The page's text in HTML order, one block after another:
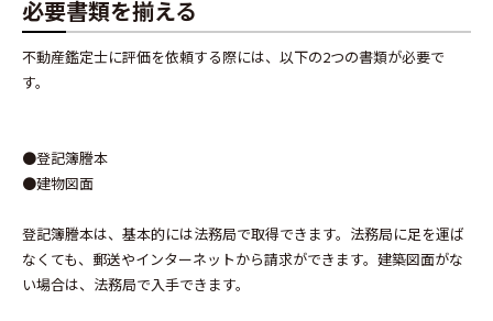
必要書類を揃える
不動産鑑定士に評価を依頼する際には、以下の2つの書類が必要で
す。
●登記簿謄本
●建物図面
登記簿謄本は、基本的には法務局で取得できます。法務局に足を運ば
なくても、郵送やインターネットから請求ができます。建築図面がな
い場合は、法務局で入手できます。